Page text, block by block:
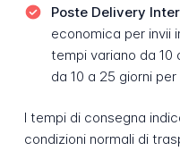
Poste Delivery
economica per invii
tempi variano da 10
da 10 a 25 giorni
I tempi di consegna
condizioni normali di